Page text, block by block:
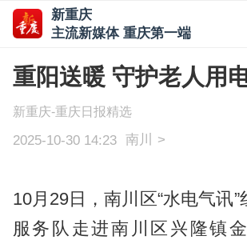
新重庆
主流新媒体 重庆第一端
重阳送暖 守护老人用
新重庆-重庆日报精选
2025-10-30 14:23 南川 >
10月29日，南川区“水电气讯”
服务队走进南川区兴隆镇